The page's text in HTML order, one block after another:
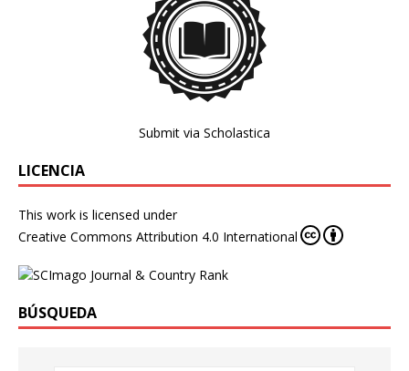
Submit via Scholastica
LICENCIA
This work is licensed under
Creative Commons Attribution 4.0 International
BÚSQUEDA